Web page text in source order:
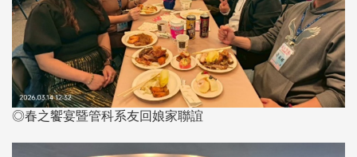
◎春之饗宴暨管科系友回娘家聯誼